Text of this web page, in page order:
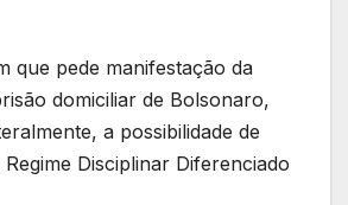
que pede manifestação da
domiciliar de Bolsonaro,
a possibilidade de
Disciplinar Diferenciado